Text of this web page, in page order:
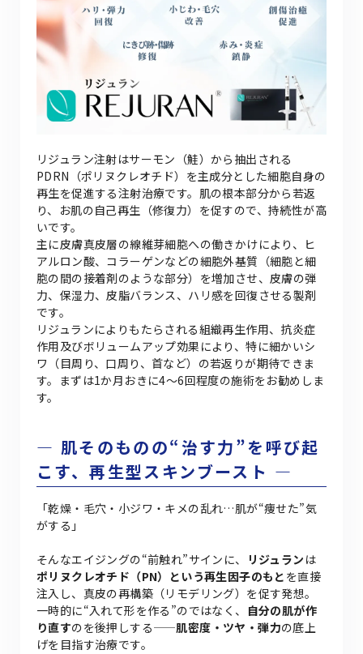
リジュラン注射はサーモン（鮭）から抽出される
PDRN（ポリヌクレオチド）を主成分とした細胞自身の
再生を促進する注射治療です。肌の根本部分から若返
り、お肌の自己再生（修復力）を促すので、持続性が高
いです。
主に皮膚真皮層の線維芽細胞への働きかけにより、ヒ
アルロン酸、コラーゲンなどの細胞外基質（細胞と細
胞の間の接着剤のような部分）を増加させ、皮膚の弾
力、保湿力、皮脂バランス、ハリ感を回復させる製剤
です。
リジュランによりもたらされる組織再生作用、抗炎症
作用及びボリュームアップ効果により、特に細かいシ
ワ（目周り、口周り、首など）の若返りが期待できま
す。まずは1か月おきに4〜6回程度の施術をお勧めしま
す。
― 肌そのものの“治す力”を呼び起
こす、再生型スキンブースト ―
「乾燥・毛穴・小ジワ・キメの乱れ…肌が“痩せた”気
がする」
そんなエイジングの“前触れ”サインに、 リジュラン は
ポリヌクレオチド（PN）という再生因子のもと を直接
注入し、真皮の再構築（リモデリング）を促す発想。
一時的に“入れて形を作る”のではなく、 自分の肌が作
り直すのを後押しする——肌密度・ツヤ・弾力の底上
げを目指す治療です。